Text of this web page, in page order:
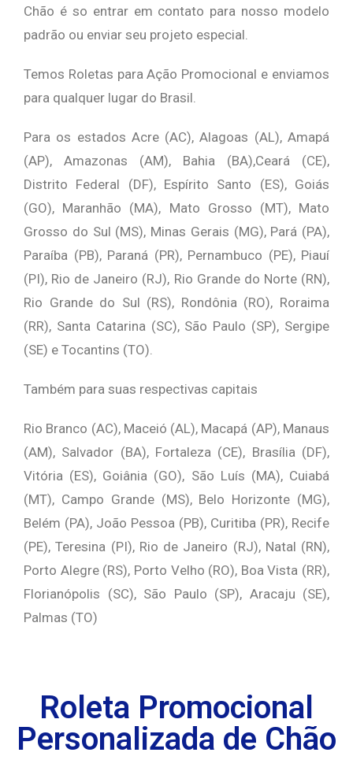
Chão é so entrar em contato para nosso modelo
padrão ou enviar seu projeto especial.
Temos Roletas para Ação Promocional e enviamos
para qualquer lugar do Brasil.
Para os estados Acre (AC), Alagoas (AL), Amapá
(AP), Amazonas (AM), Bahia (BA),Ceará (CE),
Distrito Federal (DF), Espírito Santo (ES), Goiás
(GO), Maranhão (MA), Mato Grosso (MT), Mato
Grosso do Sul (MS), Minas Gerais (MG), Pará (PA),
Paraíba (PB), Paraná (PR), Pernambuco (PE), Piauí
(PI), Rio de Janeiro (RJ), Rio Grande do Norte (RN),
Rio Grande do Sul (RS), Rondônia (RO), Roraima
(RR), Santa Catarina (SC), São Paulo (SP), Sergipe
(SE) e Tocantins (TO).
Também para suas respectivas capitais
Rio Branco (AC), Maceió (AL), Macapá (AP), Manaus
(AM), Salvador (BA), Fortaleza (CE), Brasília (DF),
Vitória (ES), Goiânia (GO), São Luís (MA), Cuiabá
(MT), Campo Grande (MS), Belo Horizonte (MG),
Belém (PA), João Pessoa (PB), Curitiba (PR), Recife
(PE), Teresina (PI), Rio de Janeiro (RJ), Natal (RN),
Porto Alegre (RS), Porto Velho (RO), Boa Vista (RR),
Florianópolis (SC), São Paulo (SP), Aracaju (SE),
Palmas (TO)
Roleta Promocional
Personalizada de Chão